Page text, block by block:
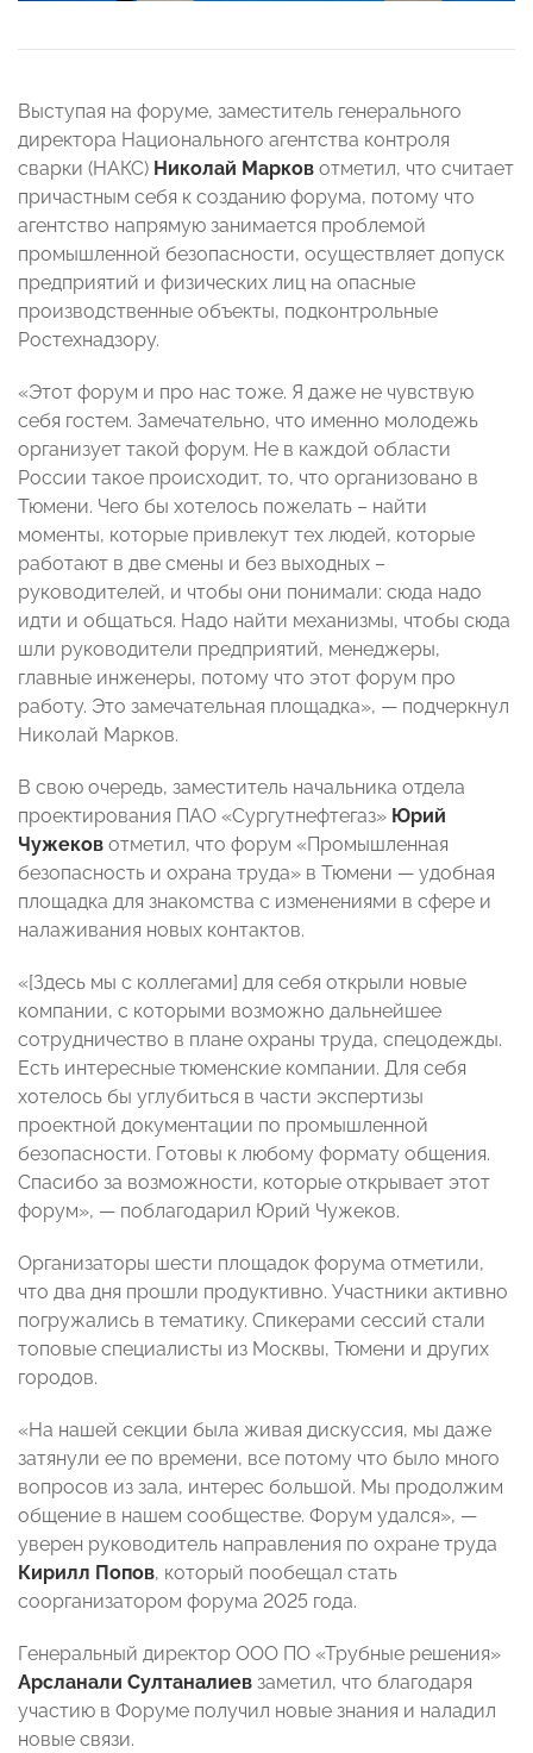
Выступая на форуме, заместитель генерального
директора Национального агентства контроля
сварки (НАКС) Николай Марков отметил, что считает
причастным себя к созданию форума, потому что
агентство напрямую занимается проблемой
промышленной безопасности, осуществляет допуск
предприятий и физических лиц на опасные
производственные объекты, подконтрольные
Ростехнадзору.
«Этот форум и про нас тоже. Я даже не чувствую
себя гостем. Замечательно, что именно молодежь
организует такой форум. Не в каждой области
России такое происходит, то, что организовано в
Тюмени. Чего бы хотелось пожелать – найти
моменты, которые привлекут тех людей, которые
работают в две смены и без выходных –
руководителей, и чтобы они понимали: сюда надо
идти и общаться. Надо найти механизмы, чтобы сюда
шли руководители предприятий, менеджеры,
главные инженеры, потому что этот форум про
работу. Это замечательная площадка», — подчеркнул
Николай Марков.
В свою очередь, заместитель начальника отдела
проектирования ПАО «Сургутнефтегаз» Юрий
Чужеков отметил, что форум «Промышленная
безопасность и охрана труда» в Тюмени — удобная
площадка для знакомства с изменениями в сфере и
налаживания новых контактов.
«[Здесь мы с коллегами] для себя открыли новые
компании, с которыми возможно дальнейшее
сотрудничество в плане охраны труда, спецодежды.
Есть интересные тюменские компании. Для себя
хотелось бы углубиться в части экспертизы
проектной документации по промышленной
безопасности. Готовы к любому формату общения.
Спасибо за возможности, которые открывает этот
форум», — поблагодарил Юрий Чужеков.
Организаторы шести площадок форума отметили,
что два дня прошли продуктивно. Участники активно
погружались в тематику. Спикерами сессий стали
топовые специалисты из Москвы, Тюмени и других
городов.
«На нашей секции была живая дискуссия, мы даже
затянули ее по времени, все потому что было много
вопросов из зала, интерес большой. Мы продолжим
общение в нашем сообществе. Форум удался», —
уверен руководитель направления по охране труда
Кирилл Попов, который пообещал стать
соорганизатором форума 2025 года.
Генеральный директор ООО ПО «Трубные решения»
Арсланали Султаналиев заметил, что благодаря
участию в Форуме получил новые знания и наладил
новые связи.